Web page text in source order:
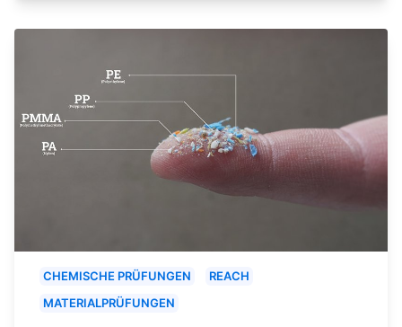
CHEMISCHE PRÜFUNGEN
REACH
MATERIALPRÜFUNGEN